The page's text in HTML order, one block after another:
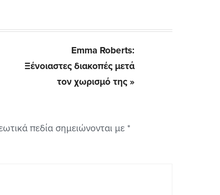
Next
Post:
Emma Roberts:
Ξένοιαστες διακοπές μετά
τον χωρισμό της »
πεδία σημειώνονται με*